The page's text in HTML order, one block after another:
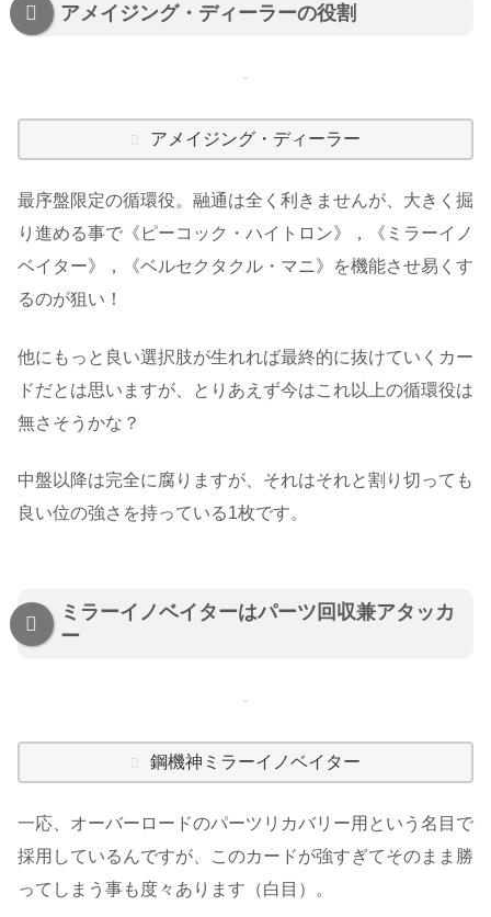
アメイジング・ディーラーの役割
アメイジング・ディーラー
最序盤限定の循環役。融通は全く利きませんが、大きく掘
り進める事で《ピーコック・ハイトロン》，《ミラーイノ
ベイター》，《ベルセクタクル・マニ》を機能させ易くす
るのが狙い！
他にもっと良い選択肢が生れれば最終的に抜けていくカー
ドだとは思いますが、とりあえず今はこれ以上の循環役は
無さそうかな？
中盤以降は完全に腐りますが、それはそれと割り切っても
良い位の強さを持っている1枚です。
ミラーイノベイターはパーツ回収兼アタッカ
ー
鋼機神ミラーイノベイター
一応、オーバーロードのパーツリカバリー用という名目で
採用しているんですが、このカードが強すぎてそのまま勝
ってしまう事も度々あります（白目）。